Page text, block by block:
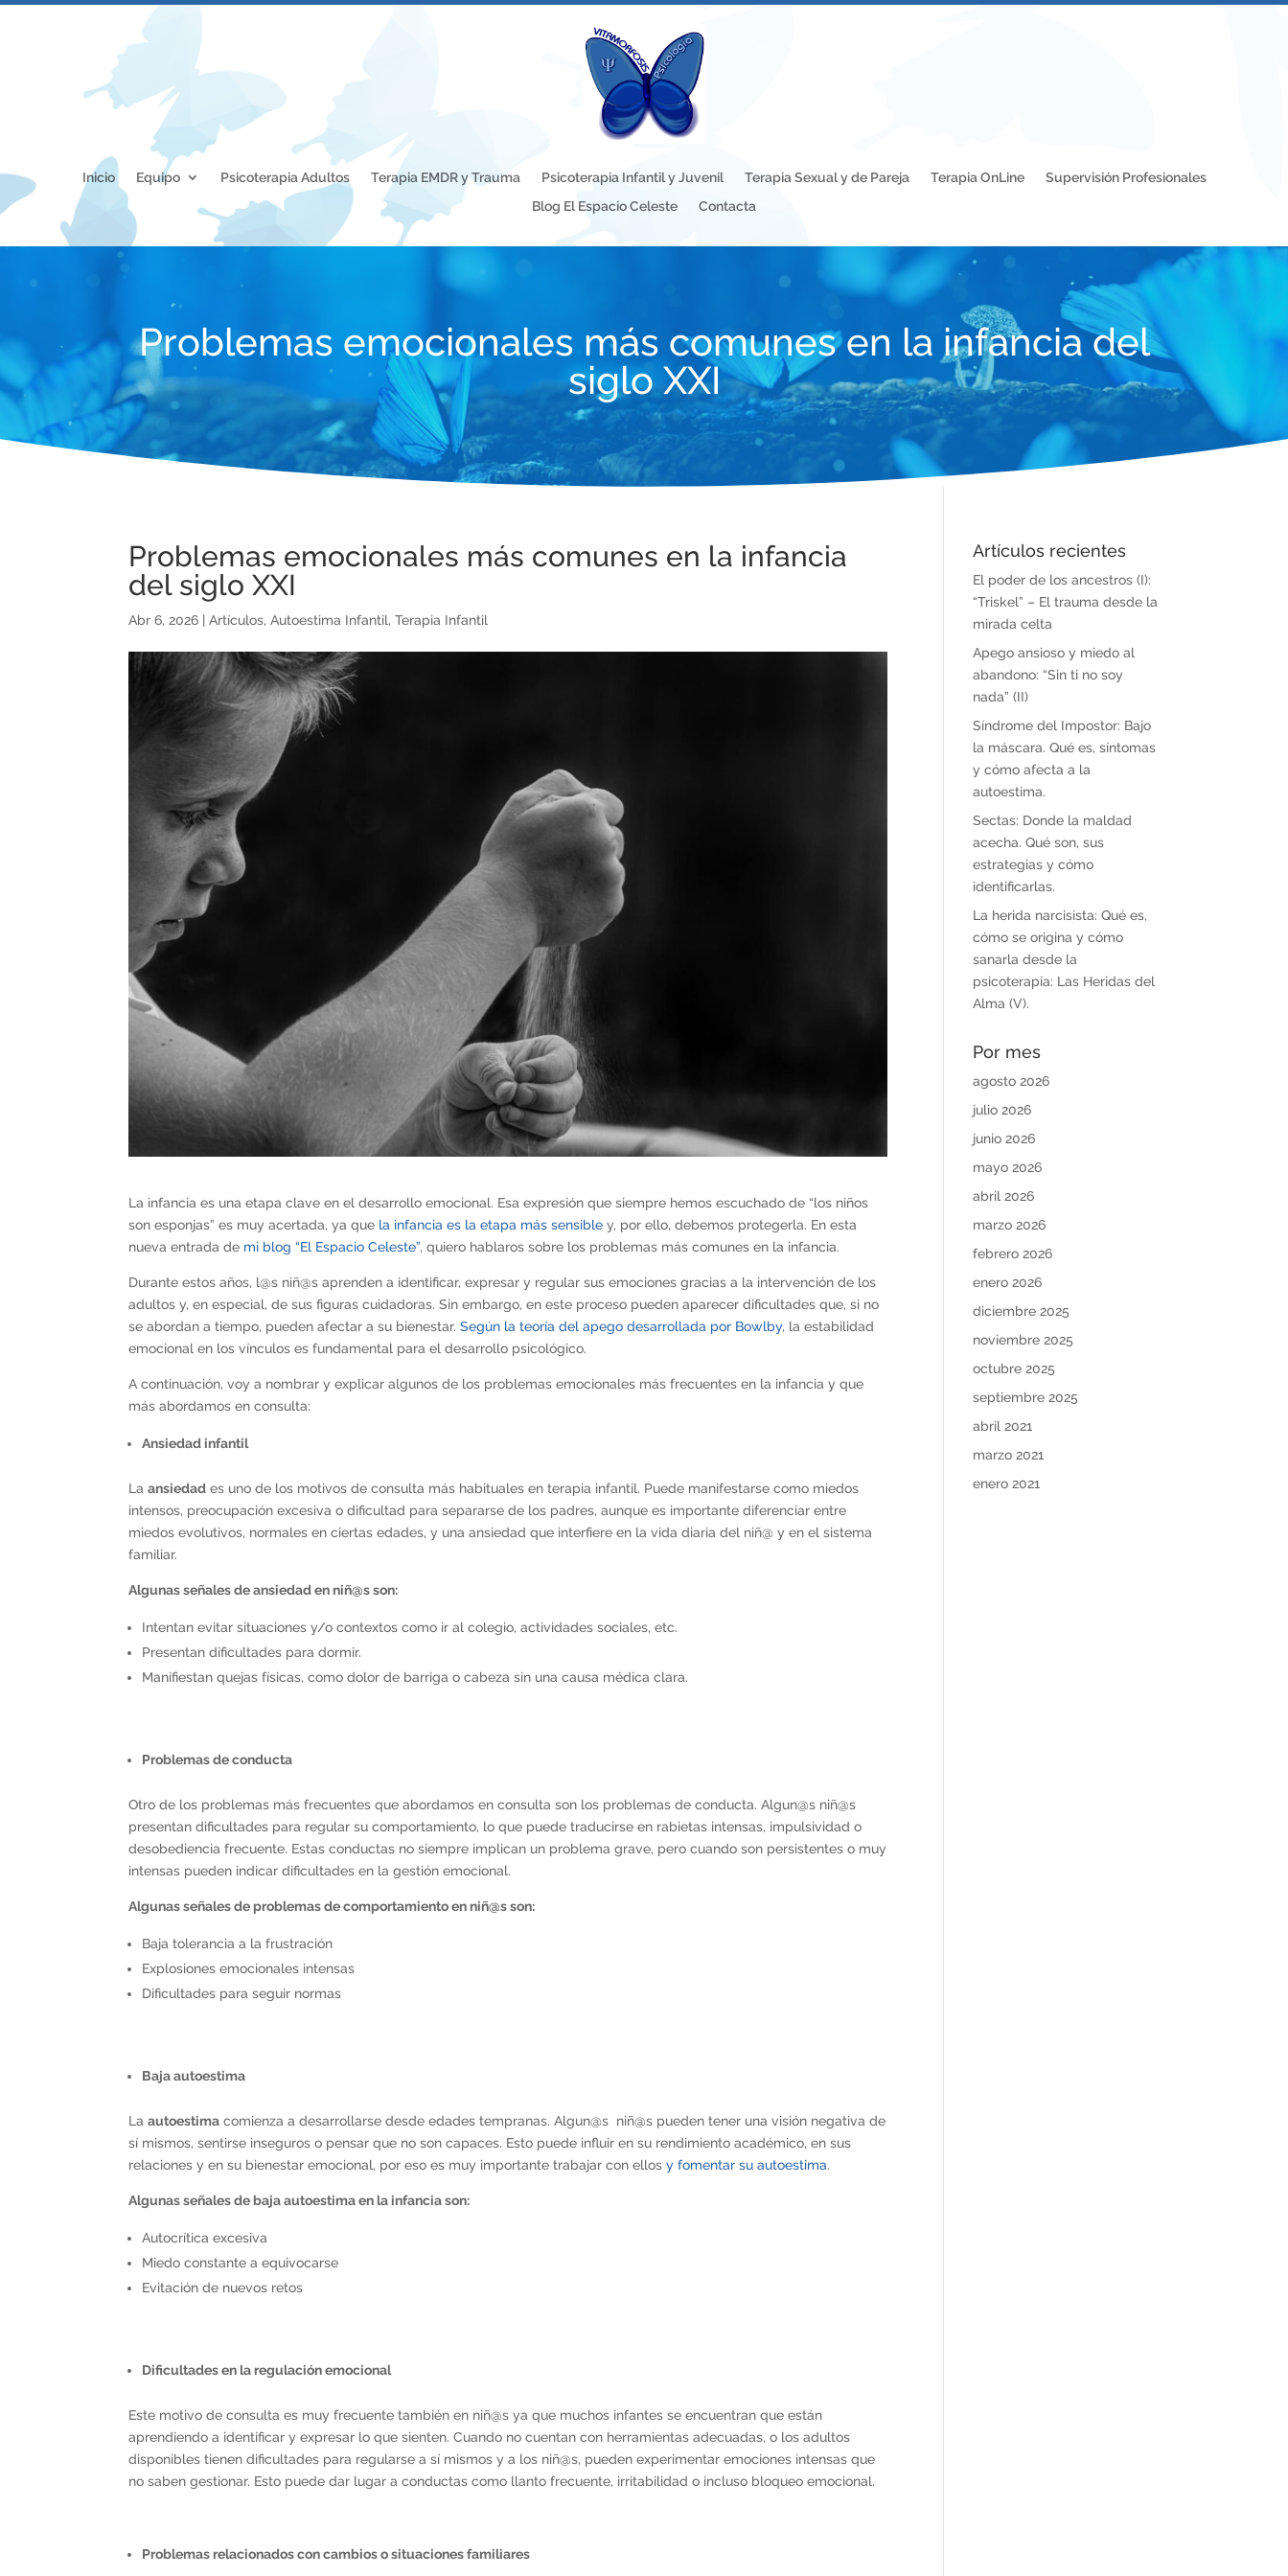
Inicio Equipo Psicoterapia Adultos Terapia EMDR y Trauma Psicoterapia Infantil y Juvenil Terapia Sexual y de Pareja Terapia OnLine
Supervisión Profesionales
Blog El Espacio Celeste
Contacta
Problemas emocionales más comunes en la infancia del
siglo XXI
Problemas emocionales más comunes en la infancia
del siglo XXI
Abr 6, 2026 |Artículos,Autoestima Infantil,Terapia Infantil
La infancia es una etapa clave en el desarrollo emocional. Esa expresión que siempre hemos escuchado de “los niños
son esponjas” es muy acertada, ya que la infancia es la etapa más sensible y, por ello, debemos protegerla. En esta
nueva entrada de mi blog “El Espacio Celeste”, quiero hablaros sobre los problemas más comunes en la infancia.
Durante estos años, l@s niñ@s aprenden a identificar, expresar y regular sus emociones gracias a la intervención de los
adultos y, en especial, de sus figuras cuidadoras. Sin embargo, en este proceso pueden aparecer dificultades que, si no
se abordan a tiempo, pueden afectar a su bienestar.Según la teoría del apego desarrollada por Bowlby, la estabilidad
emocional en los vínculos es fundamental para el desarrollo psicológico.
A continuación, voy a nombrar y explicar algunos de los problemas emocionales más frecuentes en la infancia y que
más abordamos en consulta:
Ansiedad infantil
Laansiedad es uno de los motivos de consulta más habituales en terapia infantil. Puede manifestarse como miedos
intensos, preocupación excesiva o dificultad para separarse de los padres, aunque es importante diferenciar entre
miedos evolutivos, normales en ciertas edades, y una ansiedad que interfiere en la vida diaria del niñ@ y en el sistema
familiar.
Algunas señales de ansiedad en niñ@s son:
Intentan evitar situaciones y/o contextos como ir al colegio, actividades sociales, etc.
Presentan dificultades para dormir.
Manifiestan quejas físicas, como dolor de barriga o cabeza sin una causa médica clara.
Problemas de conducta
Otro de los problemas más frecuentes que abordamos en consulta son los problemas de conducta. Algun@s niñ@s
presentan dificultades para regular su comportamiento, lo que puede traducirse en rabietas intensas, impulsividad o
desobediencia frecuente. Estas conductas no siempre implican un problema grave, pero cuando son persistentes o muy
intensas pueden indicar dificultades en la gestión emocional.
Algunas señales de problemas de comportamiento en niñ@s son:
Baja tolerancia a la frustración
Explosiones emocionales intensas
Dificultades para seguir normas
Baja autoestima
Laautoestima comienza a desarrollarse desde edades tempranas. Algun@s niñ@s pueden tener una visión negativa de
sí mismos, sentirse inseguros o pensar que no son capaces. Esto puede influir en su rendimiento académico, en sus
relaciones y en su bienestar emocional, por eso es muy importante trabajar con ellosy fomentar su autoestima.
Algunas señales de baja autoestima en la infancia son:
Autocrítica excesiva
Miedo constante a equivocarse
Evitación de nuevos retos
Dificultades en la regulación emocional
Este motivo de consulta es muy frecuente también en niñ@s ya que muchos infantes se encuentran que están
aprendiendo a identificar y expresar lo que sienten. Cuando no cuentan con herramientas adecuadas, o los adultos
disponibles tienen dificultades para regularse a sí mismos y a los niñ@s, pueden experimentar emociones intensas que
no saben gestionar. Esto puede dar lugar a conductas como llanto frecuente, irritabilidad o incluso bloqueo emocional.
Problemas relacionados con cambios o situaciones familiares
Artículos recientes
El poder de los ancestros (I):
“Triskel” – El trauma desde la
mirada celta
Apego ansioso y miedo al
abandono: “Sin ti no soy
nada” (II)
Síndrome del Impostor: Bajo
la máscara. Qué es, síntomas
y cómo afecta a la
autoestima.
Sectas: Donde la maldad
acecha. Qué son, sus
estrategias y cómo
identificarlas.
La herida narcisista: Qué es,
cómo se origina y cómo
sanarla desde la
psicoterapia: Las Heridas del
Alma (V).
Por mes
agosto 2026
julio 2026
junio 2026
mayo 2026
abril 2026
marzo 2026
febrero 2026
enero 2026
diciembre 2025
noviembre 2025
octubre 2025
septiembre 2025
abril 2021
marzo 2021
enero 2021